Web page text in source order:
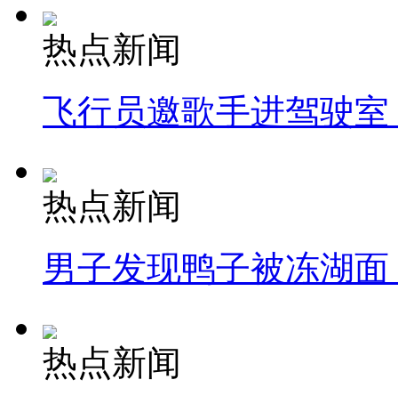
热点新闻
飞行员邀歌手进驾驶
热点新闻
男子发现鸭子被冻湖
热点新闻